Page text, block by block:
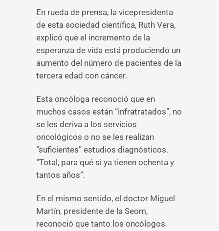
En rueda de prensa, la vicepresidenta
de esta sociedad científica, Ruth Vera,
explicó que el incremento de la
esperanza de vida está produciendo un
aumento del número de pacientes de la
tercera edad con cáncer.
Esta oncóloga reconoció que en
muchos casos están “infratratados”, no
se les deriva a los servicios
oncológicos o no se les realizan
“suficientes” estudios diagnósticos.
“Total, para qué si ya tienen ochenta y
tantos años”.
En el mismo sentido, el doctor Miguel
Martín, presidente de la Seom,
reconoció que tanto los oncólogos